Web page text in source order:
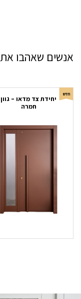
אנשים שאהבו
חדש
יחידת צד מדאו – גוון
חמרה